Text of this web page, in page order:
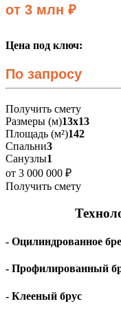
от 3 млн ₽
Цена под ключ:
По запросу
Получить смету
Размеры (м)13х13
Площадь (м²)142
Спальни3
Санузлы1
от 3 000 000 ₽
Получить смету
- Оцилиндрованное
- Профилированный
- Клееный брус